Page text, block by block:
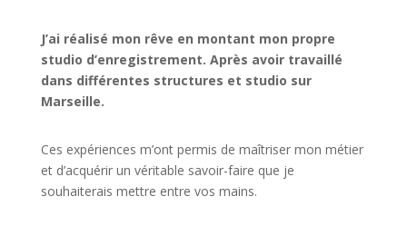
J’ai réalisé mon rêve en montant mon propre
studio d’enregistrement. Après avoir travaillé
dans différentes structures et studio sur
Marseille.
Ces expériences m’ont permis de maîtriser mon métier
et d’acquérir un véritable savoir-faire que je
souhaiterais mettre entre vos mains.